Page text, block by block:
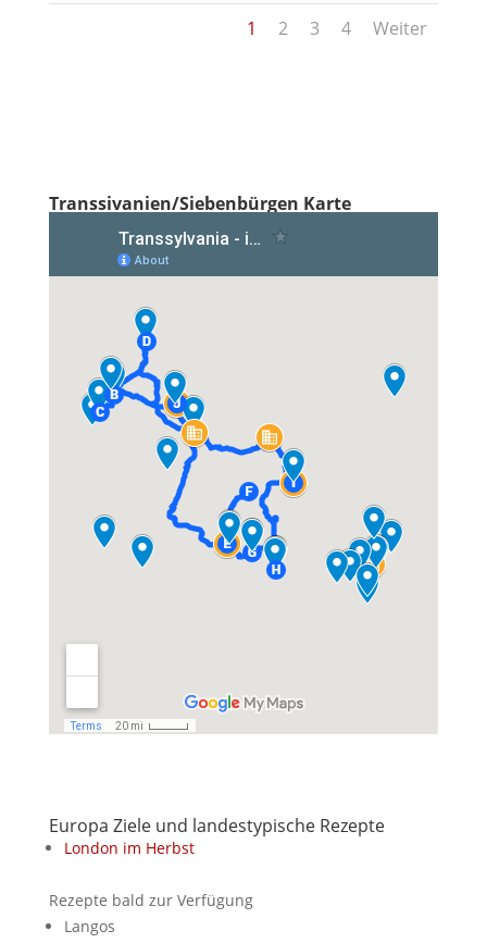
1 2 3 4 Weiter
Transsivanien/Siebenbürgen Karte
Europa Ziele und landestypische Rezepte
London im Herbst
Rezepte bald zur Verfügung
Langos